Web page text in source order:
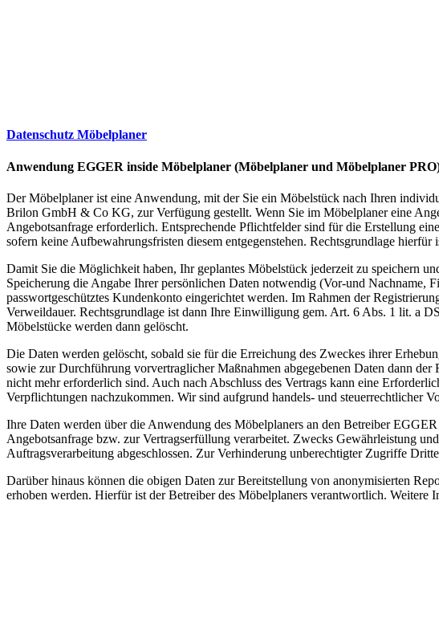
Datenschutz Möbelplaner
Anwendung EGGER inside Möbelplaner (Möbelplaner und Möbelplaner
Der Möbelplaner ist eine Anwendung, mit der Sie ein Möbelstück nach Ihren
Brilon GmbH & Co KG, zur Verfügung gestellt. Wenn Sie im Möbelplaner eine
Angebotsanfrage erforderlich. Entsprechende Pflichtfelder sind für die Erstellung
sofern keine Aufbewahrungsfristen diesem entgegenstehen. Rechtsgrundlage
Damit Sie die Möglichkeit haben, Ihr geplantes Möbelstück jederzeit zu speichern
Speicherung die Angabe Ihrer persönlichen Daten notwendig (Vor-und Nachname,
passwortgeschütztes Kundenkonto eingerichtet werden. Im Rahmen der
Verweildauer. Rechtsgrundlage ist dann Ihre Einwilligung gem. Art. 6 Abs. 1 lit. a
Möbelstücke werden dann gelöscht.
Die Daten werden gelöscht, sobald sie für die Erreichung des Zweckes ihrer
sowie zur Durchführung vorvertraglicher Maßnahmen abgegebenen Daten dann
nicht mehr erforderlich sind. Auch nach Abschluss des Vertrags kann eine
Verpflichtungen nachzukommen. Wir sind aufgrund handels- und steuerrechtlicher
Ihre Daten werden über die Anwendung des Möbelplaners an den Betreiber
Angebotsanfrage bzw. zur Vertragserfüllung verarbeitet. Zwecks Gewährleistung
Auftragsverarbeitung abgeschlossen. Zur Verhinderung unberechtigter Zugriffe
Darüber hinaus können die obigen Daten zur Bereitstellung von anonymisierten
erhoben werden. Hierfür ist der Betreiber des Möbelplaners verantwortlich. Weitere